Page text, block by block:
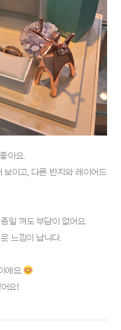
아요.
이고, 다른 반지와 레이어드
일 껴도 부담이 없어요.
느낌이 납니다.
에요
요!